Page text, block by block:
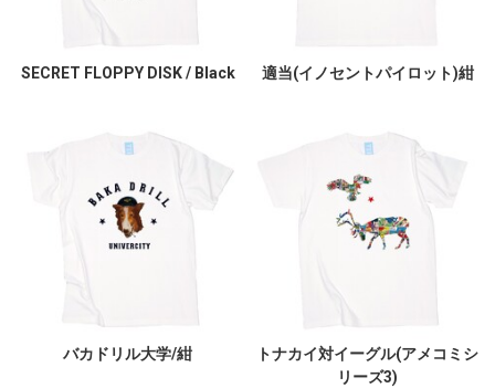
SECRET FLOPPY DISK / Black 適当(イノセントパイロット)紺
バカドリル大学/紺
トナカイ対イーグル(アメコミシ
リーズ3)